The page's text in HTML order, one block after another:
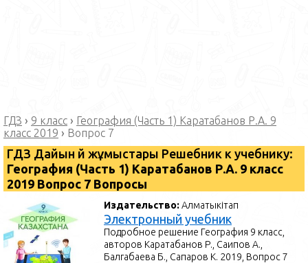
ГДЗ › 9 класс › География (Часть 1) Каратабанов Р.А. 9
класс 2019 › Вопрос 7
ГДЗ Дайын үй жұмыстары Решебник к учебнику:
География (Часть 1) Каратабанов Р.А. 9 класс
2019 Вопрос 7 Вопросы
Издательство:Алматыкітап
Электронный учебник
Подробное решение География 9 класс,
авторов Каратабанов Р., Саипов А.,
Балгабаева Б., Сапаров К. 2019, Вопрос 7